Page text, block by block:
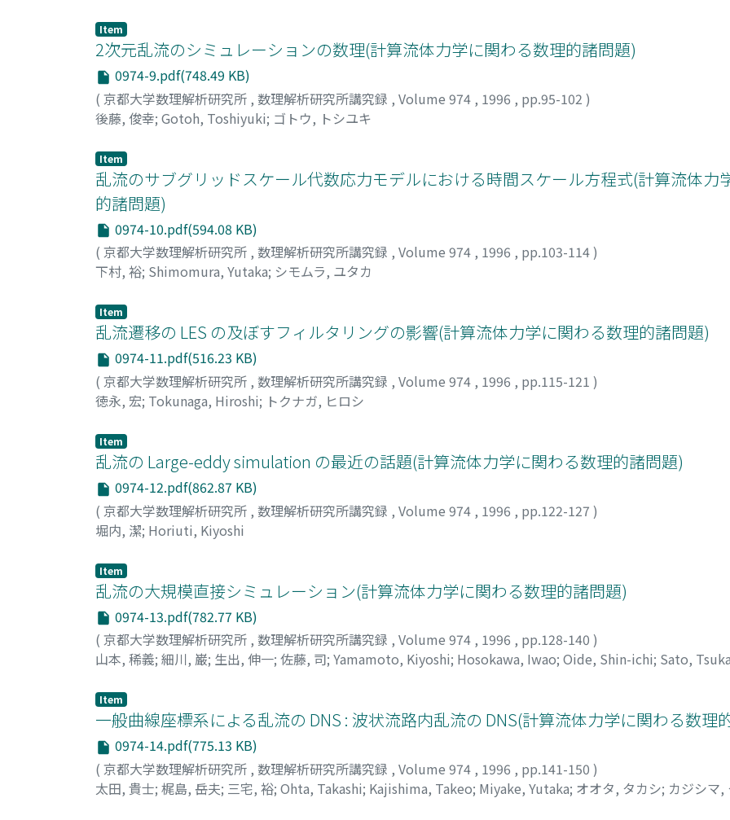
Item
2次元乱流のシミュレーションの数理(計算流体力学に関わる数理的諸問題)
0974-9.pdf(748.49 KB)
( 京都大学数理解析研究所 , 数理解析研究所講究録 , Volume 974 , 1996 , pp.95-102 )
後藤, 俊幸; Gotoh, Toshiyuki; ゴトウ, トシユキ
Item
乱流のサブグリッドスケール代数応力モデルにおける時間スケール方程式(計算流体力
的諸問題)
0974-10.pdf(594.08 KB)
( 京都大学数理解析研究所 , 数理解析研究所講究録 , Volume 974 , 1996 , pp.103-114)
下村, 裕; Shimomura, Yutaka; シモムラ, ユタカ
Item
乱流遷移の LES の及ぼすフィルタリングの影響(計算流体力学に関わる数理的諸問題)
0974-11.pdf(516.23 KB)
( 京都大学数理解析研究所 , 数理解析研究所講究録 , Volume 974 , 1996 , pp.115-121 )
徳永, 宏; Tokunaga, Hiroshi; トクナガ, ヒロシ
Item
乱流の Large-eddy simulation の最近の話題(計算流体力学に関わる数理的諸問題)
0974-12.pdf(862.87 KB)
( 京都大学数理解析研究所 , 数理解析研究所講究録 , Volume 974 , 1996 , pp.122-127 )
堀内, 潔; Horiuti, Kiyoshi
Item
乱流の大規模直接シミュレーション(計算流体力学に関わる数理的諸問題)
0974-13.pdf(782.77 KB)
( 京都大学数理解析研究所 , 数理解析研究所講究録 , Volume 974 , 1996 , pp.128-140 )
山本, 稀義; 細川, 巌; 生出, 伸一; 佐藤, 司; Yamamoto, Kiyoshi; Hosokawa, Iwao; Oide, Shin-ichi; Sato,
Item
一般曲線座標系による乱流の DNS : 波状流路内乱流の DNS(計算流体力学に関わる数理
0974-14.pdf(775.13 KB)
( 京都大学数理解析研究所 , 数理解析研究所講究録 , Volume 974 , 1996 , pp.141-150 )
太田, 貴士; 梶島, 岳夫; 三宅, 裕; Ohta, Takashi; Kajishima, Takeo; Miyake, Yutaka; オオタ, タカシ; カジシマ,